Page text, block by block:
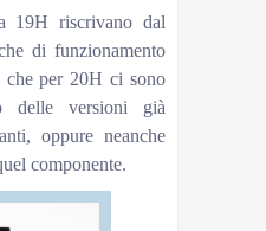
19H riscrivano dal
di funzionamento
per 20H ci sono
delle versioni già
oppure neanche
componente.